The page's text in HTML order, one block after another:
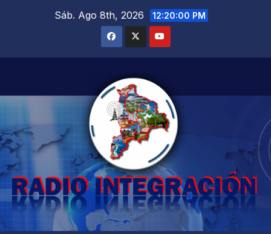
Sáb. Ago 8th, 2026 12:20:01 PM